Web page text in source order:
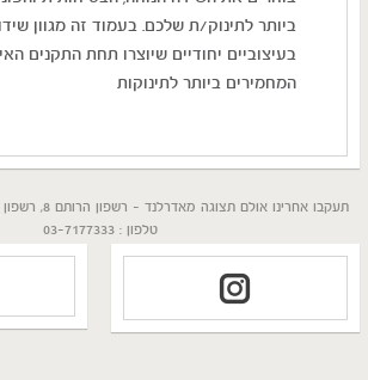
ביותר לתינוק/ת שלכם. בעמוד זה מגוון
בעיצוביים יחודיים שיוצרו תחת התקנים
המחמירים ביותר לתינוקות
טלפון : 03-7177333